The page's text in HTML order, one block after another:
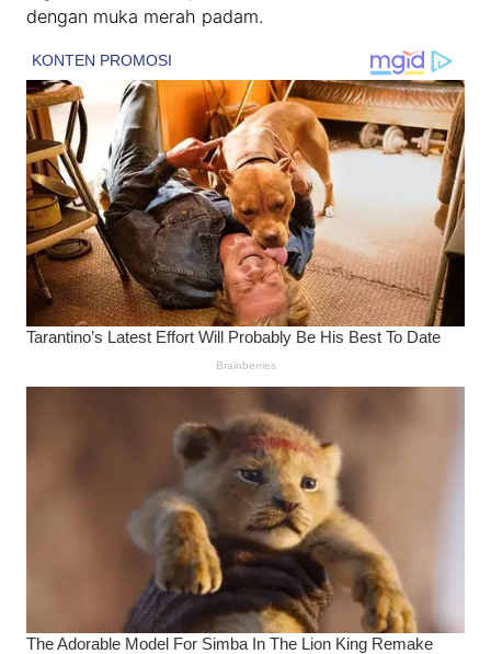
dengan muka merah padam.